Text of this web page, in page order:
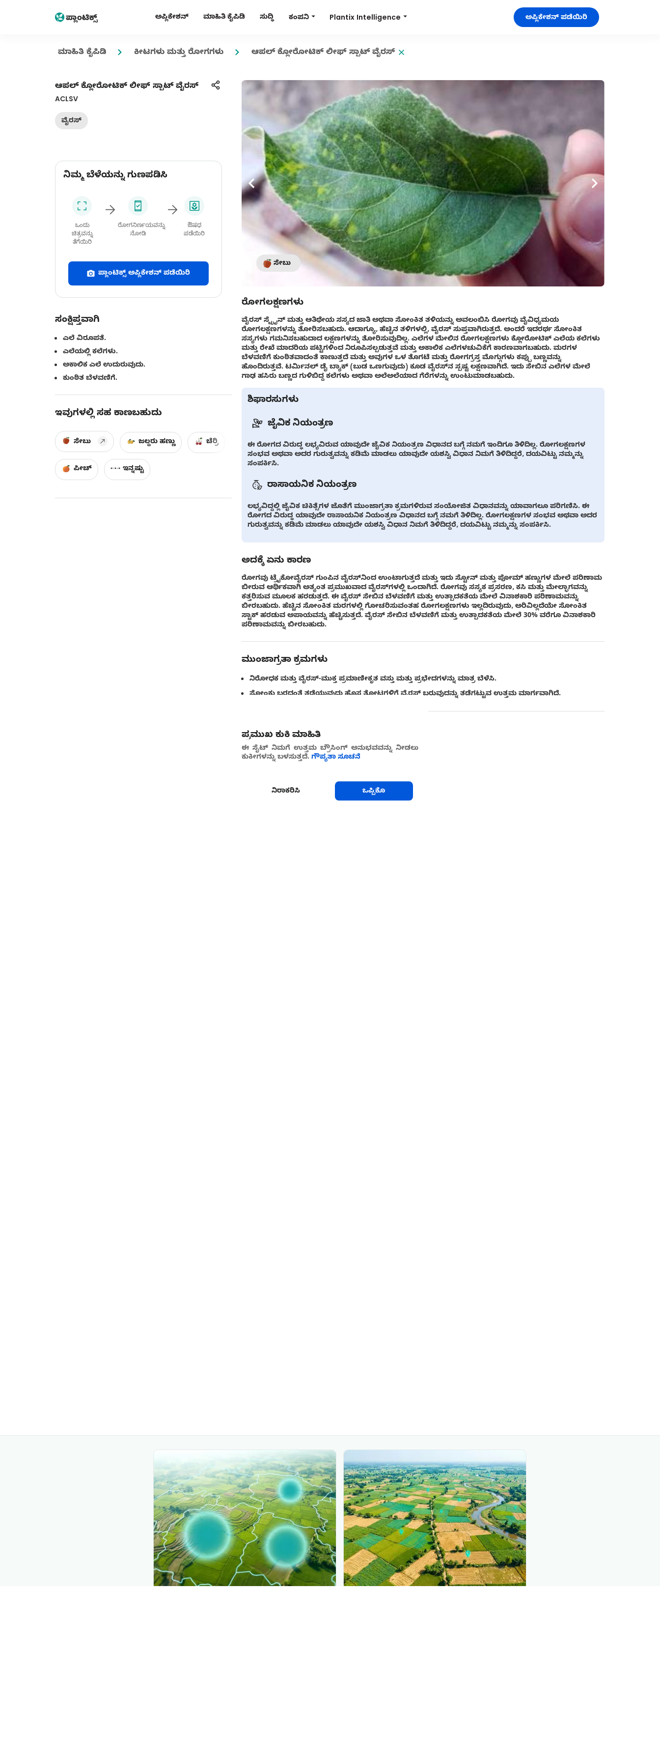
ಅಪ್ಲಿಕೇಶನ್ ಮಾಹಿತಿ ಕೈಪಿಡಿ ಸುದ್ಧಿ ಕಂಪನಿ Plantix Intelligence ಅಪ್ಲಿಕೇಶನ್ ಪಡೆಯಿರಿ
ಮಾಹಿತಿ ಕೈಪಿಡಿ ಕೀಟಗಳು ಮತ್ತು ರೋಗಗಳು ಆಪಲ್ ಕ್ಲೋರೋಟಿಕ್ ಲೀಫ್ ಸ್ಪಾಟ್ ವೈರಸ್
ಆಪಲ್ ಕ್ಲೋರೋಟಿಕ್ ಲೀಫ್ ಸ್ಪಾಟ್ ವೈರಸ್
ACLSV
ವೈರಸ್
ನಿಮ್ಮ ಬೆಳೆಯನ್ನು ಗುಣಪಡಿಸಿ
ಒಂದು
ಚಿತ್ರವನ್ನು
ತೆಗೆಯಿರಿ
ರೋಗನಿರ್ಣಯವನ್ನು
ನೋಡಿ
ಔಷಧ
ಪಡೆಯಿರಿ
ಪ್ಲಾಂಟಿಕ್ಸ್ ಅಪ್ಲಿಕೇಶನ್ ಪಡೆಯಿರಿ
ಸಂಕ್ಷಿಪ್ತವಾಗಿ
ಎಲೆ ವಿರೂಪತೆ.
ಎಲೆಯಲ್ಲಿ ಕಲೆಗಳು.
ಅಕಾಲಿಕ ಎಲೆ ಉದುರುವುದು.
ಕುಂಠಿತ ಬೆಳವಣಿಗೆ.
ಇವುಗಳಲ್ಲಿ ಸಹ ಕಾಣಬಹುದು
ಸೇಬು ಜಲ್ದರು ಹಣ್ಣು ಚೆರ್ರಿ
ಪೀಚ್ ಇನ್ನಷ್ಟು
ಸೇಬು
ರೋಗಲಕ್ಷಣಗಳು
ವೈರಸ್ ಸ್ಟ್ರೈನ್ ಮತ್ತು ಆತಿಥೇಯ ಸಸ್ಯದ ಜಾತಿ ಅಥವಾ ಸೋಂಕಿತ ತಳಿಯನ್ನು ಅವಲಂಬಿಸಿ ರೋಗವು ವೈವಿಧ್ಯಮಯ
ರೋಗಲಕ್ಷಣಗಳನ್ನು ತೋರಿಸಬಹುದು. ಆದಾಗ್ಯೂ, ಹೆಚ್ಚಿನ ತಳಿಗಳಲ್ಲಿ, ವೈರಸ್ ಸುಪ್ತವಾಗಿರುತ್ತದೆ. ಅಂದರೆ ಇದರರ್ಥ ಸೋಂಕಿತ
ಸಸ್ಯಗಳು ಗಮನಿಸಬಹುದಾದ ಲಕ್ಷಣಗಳನ್ನು ತೋರಿಸುವುದಿಲ್ಲ. ಎಲೆಗಳ ಮೇಲಿನ ರೋಗಲಕ್ಷಣಗಳು ಕ್ಲೋರೋಟಿಕ್ ಎಲೆಯ ಕಲೆಗಳು
ಮತ್ತು ರೇಖೆ ಮಾದರಿಯ ಪಟ್ಟಿಗಳಿಂದ ನಿರೂಪಿಸಲ್ಪಡುತ್ತವೆ ಮತ್ತು ಅಕಾಲಿಕ ಎಲೆಗಳಚುವಿಕೆಗೆ ಕಾರಣವಾಗಬಹುದು. ಮರಗಳ
ಬೆಳವಣಿಗೆ ಕುಂಠಿತವಾದಂತೆ ಕಾಣುತ್ತದೆ ಮತ್ತು ಅವುಗಳ ಒಳ ತೊಗಟೆ ಮತ್ತು ರೋಗಗ್ರಸ್ತ ಮೊಗ್ಗುಗಳು ಕಪ್ಪು ಬಣ್ಣವನ್ನು
ಹೊಂದಿರುತ್ತವೆ. ಟರ್ಮಿನಲ್ ಡೈ ಬ್ಯಾಕ್ (ಬುಡ ಒಣಗುವುದು) ಕೂಡ ವೈರಸ್‌ನ ಸ್ಪಷ್ಟ ಲಕ್ಷಣವಾಗಿದೆ. ಇದು ಸೇಬಿನ ಎಲೆಗಳ ಮೇಲೆ
ಗಾಢ ಹಸಿರು ಬಣ್ಣದ ಗುಳಿಬಿದ್ದ ಕಲೆಗಳು ಅಥವಾ ಅಲೆಅಲೆಯಾದ ಗೆರೆಗಳನ್ನು ಉಂಟುಮಾಡಬಹುದು.
ಶಿಫಾರಸುಗಳು
ಜೈವಿಕ ನಿಯಂತ್ರಣ
ಈ ರೋಗದ ವಿರುದ್ಧ ಲಭ್ಯವಿರುವ ಯಾವುದೇ ಜೈವಿಕ ನಿಯಂತ್ರಣ ವಿಧಾನದ ಬಗ್ಗೆ ನಮಗೆ ಇಂದಿಗೂ ತಿಳಿದಿಲ್ಲ. ರೋಗಲಕ್ಷಣಗಳ
ಸಂಭವ ಅಥವಾ ಅದರ ಗುರುತ್ವವನ್ನು ಕಡಿಮೆ ಮಾಡಲು ಯಾವುದೇ ಯಶಸ್ವಿ ವಿಧಾನ ನಿಮಗೆ ತಿಳಿದಿದ್ದರೆ, ದಯವಿಟ್ಟು ನಮ್ಮನ್ನು
ಸಂಪರ್ಕಿಸಿ.
ರಾಸಾಯನಿಕ ನಿಯಂತ್ರಣ
ಲಭ್ಯವಿದ್ದಲ್ಲಿ ಜೈವಿಕ ಚಿಕಿತ್ಸೆಗಳ ಜೊತೆಗೆ ಮುಂಜಾಗ್ರತಾ ಕ್ರಮಗಳಿರುವ ಸಂಯೋಜಿತ ವಿಧಾನವನ್ನು ಯಾವಾಗಲೂ ಪರಿಗಣಿಸಿ. ಈ
ರೋಗದ ವಿರುದ್ಧ ಯಾವುದೇ ರಾಸಾಯನಿಕ ನಿಯಂತ್ರಣ ವಿಧಾನದ ಬಗ್ಗೆ ನಮಗೆ ತಿಳಿದಿಲ್ಲ. ರೋಗಲಕ್ಷಣಗಳ ಸಂಭವ ಅಥವಾ ಅದರ
ಗುರುತ್ವವನ್ನು ಕಡಿಮೆ ಮಾಡಲು ಯಾವುದೇ ಯಶಸ್ವಿ ವಿಧಾನ ನಿಮಗೆ ತಿಳಿದಿದ್ದರೆ, ದಯವಿಟ್ಟು ನಮ್ಮನ್ನು ಸಂಪರ್ಕಿಸಿ.
ಅದಕ್ಕೆ ಏನು ಕಾರಣ
ರೋಗವು ಟ್ರೈಕೋವೈರಸ್ ಗುಂಪಿನ ವೈರಸ್‌ನಿಂದ ಉಂಟಾಗುತ್ತದೆ ಮತ್ತು ಇದು ಸ್ಟೋನ್ ಮತ್ತು ಪೋಮ್ ಹಣ್ಣುಗಳ ಮೇಲೆ ಪರಿಣಾಮ
ಬೀರುವ ಆರ್ಥಿಕವಾಗಿ ಅತ್ಯಂತ ಪ್ರಮುಖವಾದ ವೈರಸ್‌ಗಳಲ್ಲಿ ಒಂದಾಗಿದೆ. ರೋಗವು ಸಸ್ಯಕ ಪ್ರಸರಣ, ಕಸಿ ಮತ್ತು ಮೇಲ್ಭಾಗವನ್ನು
ಕತ್ತರಿಸುವ ಮೂಲಕ ಹರಡುತ್ತದೆ. ಈ ವೈರಸ್ ಸೇಬಿನ ಬೆಳವಣಿಗೆ ಮತ್ತು ಉತ್ಪಾದಕತೆಯ ಮೇಲೆ ವಿನಾಶಕಾರಿ ಪರಿಣಾಮವನ್ನು
ಬೀರಬಹುದು. ಹೆಚ್ಚಿನ ಸೋಂಕಿತ ಮರಗಳಲ್ಲಿ ಗೋಚರಿಸುವಂತಹ ರೋಗಲಕ್ಷಣಗಳು ಇಲ್ಲದಿರುವುದು, ಅರಿವಿಲ್ಲದೆಯೇ ಸೋಂಕಿತ
ಸ್ಟಾಕ್ ಹರಡುವ ಅಪಾಯವನ್ನು ಹೆಚ್ಚಿಸುತ್ತದೆ. ವೈರಸ್ ಸೇಬಿನ ಬೆಳವಣಿಗೆ ಮತ್ತು ಉತ್ಪಾದಕತೆಯ ಮೇಲೆ 30% ವರೆಗೂ ವಿನಾಶಕಾರಿ
ಪರಿಣಾಮವನ್ನು ಬೀರಬಹುದು.
ಮುಂಜಾಗ್ರತಾ ಕ್ರಮಗಳು
ನಿರೋಧಕ ಮತ್ತು ವೈರಸ್-ಮುಕ್ತ ಪ್ರಮಾಣೀಕೃತ ವಸ್ತು ಮತ್ತು ಪ್ರಭೇದಗಳನ್ನು ಮಾತ್ರ ಬೆಳೆಸಿ.
ಸೋಂಕು ಬರದಂತೆ ತಡೆಯುವುದು ಹೊಸ ತೋಟಗಳಿಗೆ ವೈರಸ್‌ ಬರುವುದನ್ನು ತಡೆಗಟ್ಟುವ ಉತ್ತಮ ಮಾರ್ಗವಾಗಿದೆ.
ಶೇರ್ ಮಾಡು
ಪ್ರಮುಖ ಕುಕಿ ಮಾಹಿತಿ
ಈ ಸೈಟ್ ನಿಮಗೆ ಉತ್ತಮ ಬ್ರೌಸಿಂಗ್ ಅನುಭವವನ್ನು ನೀಡಲು
ಕುಕೀಗಳನ್ನು ಬಳಸುತ್ತದೆ. ಗೌಪ್ಯತಾ ಸೂಚನೆ
ನಿರಾಕರಿಸಿ ಒಪ್ಪಿಕೊ